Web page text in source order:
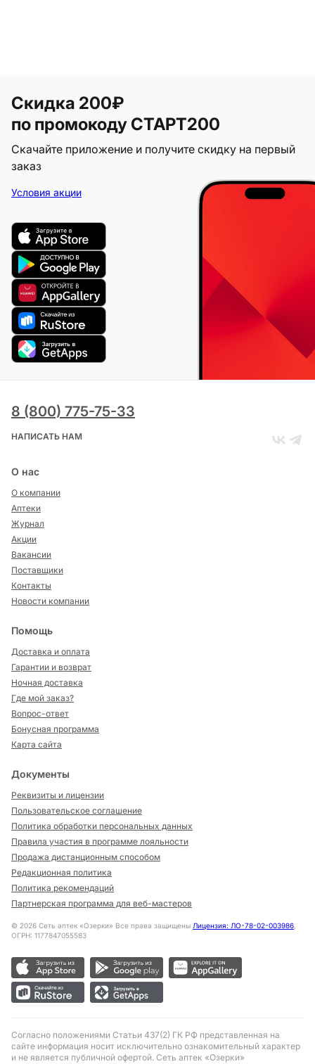
Скидка 200₽
по промокоду СТАРТ200
Скачайте приложение и получите скидку на первый
заказ
Условия акции
8 (800) 775-75-33
НАПИСАТЬ НАМ
О нас
О компании
Аптеки
Журнал
Акции
Вакансии
Поставщики
Контакты
Новости компании
Помощь
Доставка и оплата
Гарантии и возврат
Ночная доставка
Где мой заказ?
Вопрос-ответ
Бонусная программа
Карта сайта
Документы
Реквизиты и лицензии
Пользовательское соглашение
Политика обработки персональных данных
Правила участия в программе лояльности
Продажа дистанционным способом
Редакционная политика
Политика рекомендаций
Партнерская программа для веб-мастеров
© 2026 Сеть аптек «Озерки» Все права защищены Лицензия: ЛО-78-02-003986,
ОГРН: 1177847055583
Согласно положениями Статьи 437(2) ГК РФ представленная на
сайте информация носит исключительно ознакомительный характер
и не является публичной офертой. Сеть аптек «Озерки»